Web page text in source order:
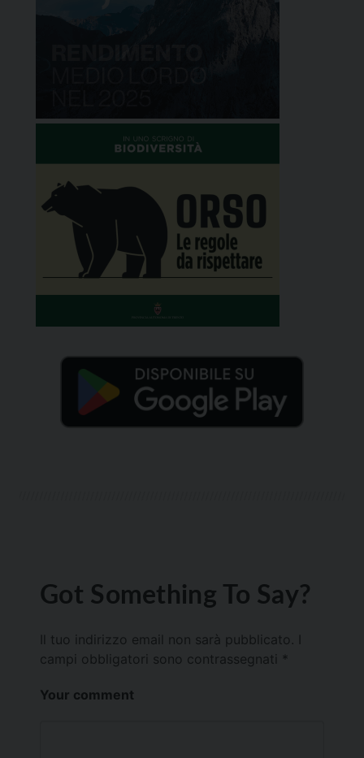
Got Something To Say?
Il tuo indirizzo email non sarà pubblicato.
campi obbligatori sono contrassegnati *
Your comment